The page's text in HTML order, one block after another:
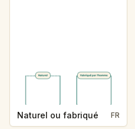
Naturel ou fabriqué FR